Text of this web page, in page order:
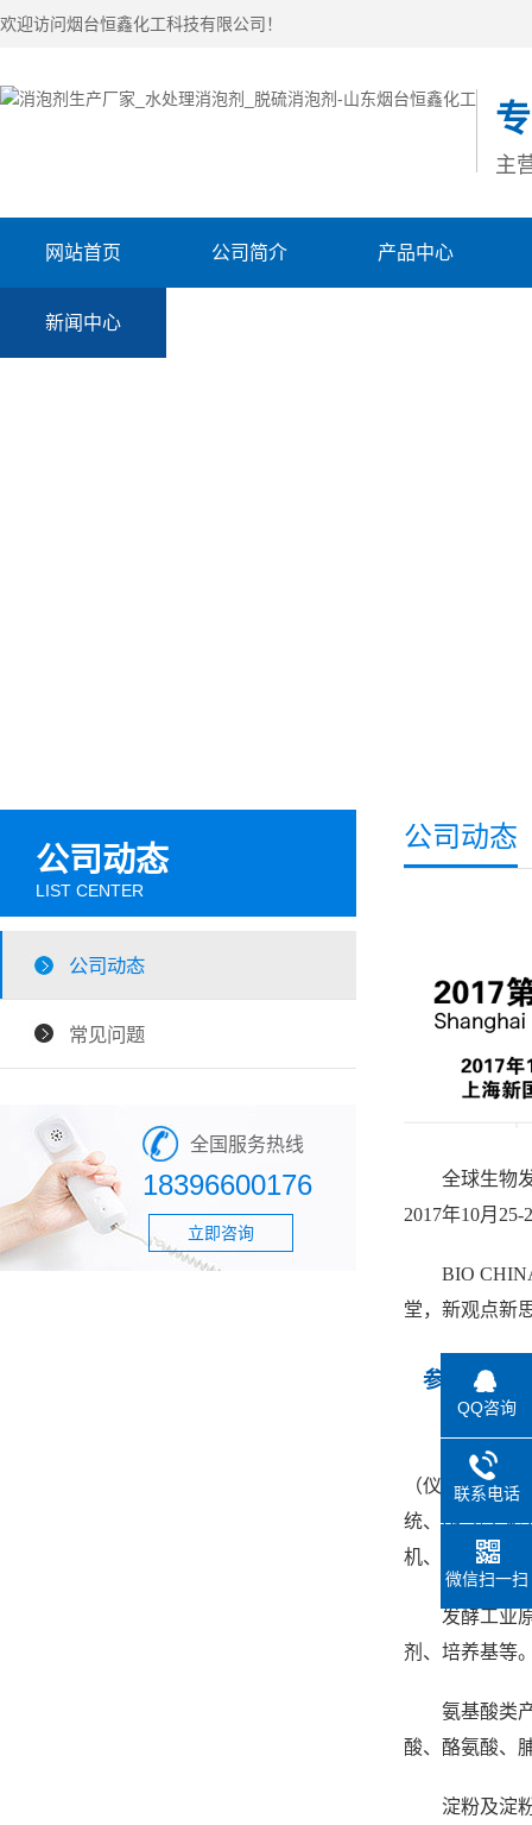
欢迎访问烟台恒鑫化工科技有限公司！
主
网站首页 公司简介 产品中心
新闻中心
公司动态
LIST CENTER
公司动态
常见问题
全国服务热线
18396600176
立即咨询
公司动态
全球生物
2017年10月
BIO
堂，新观点新
参展范围
生物发酵
（仪器）、
统、尾气/生化
机、空压机、
发酵工业
剂 、培养基等
氨基酸类
酸、酪氨酸、
淀粉及淀
QQ咨询
联系电话
微信扫一扫